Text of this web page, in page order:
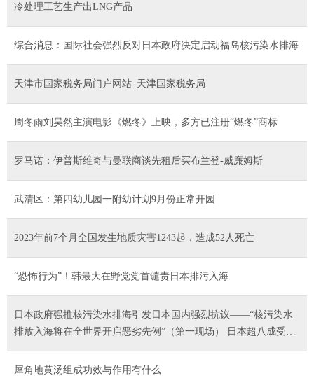
冷处理工艺生产出LNG产品
综合消息：国际社会强烈反对日本政府决定启动福岛核污染水排海
天津市国家税务局门户网站_天津国家税务局
周冬雨刘昊然主演电影《燃冬》上映，多方已注册“燃冬”商标
罗马诺：伊普斯维奇与曼联商谈先租后买布兰登-威廉姆斯
武清区：第四幼儿园一附幼计划9月份正常开园
2023年前7个月全国发生地质灾害1243起，造成52人死亡
“恐怖行为”！韩最大在野党党首谴责日本排污入海
日本政府强推核污染水排海引发日本国内强烈抗议——“核污染水
排放入海将在全世界开启恶劣先例”（第一现场） 日本超八成受访
犀角地黄汤组成功效与作用有什么